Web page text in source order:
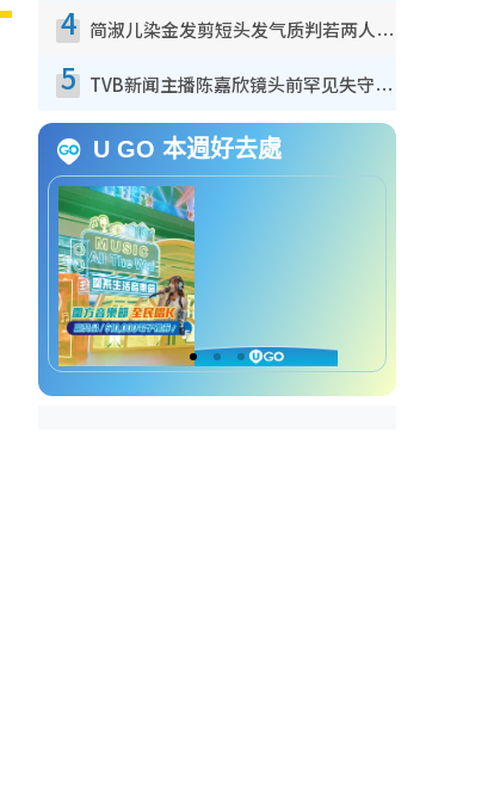
4 简淑儿染金发剪短头发气质判若两人！吓坏老公麦大力都认不出：“你做什么？”
5 TVB新闻主播陈嘉欣镜头前罕见失守！遭林超英一句话突袭吓坏当场大笑
U GO 本週好去處